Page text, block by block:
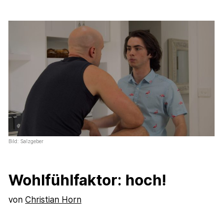
Bild: Salzgeber
Wohlfühlfaktor: hoch!
vonChristian Horn